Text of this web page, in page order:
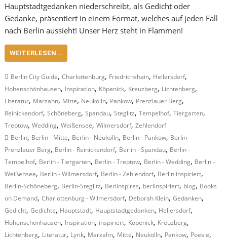
Hauptstadtgedanken niederschreibt, als Gedicht oder
Gedanke, präsentiert in einem Format, welches auf jeden Fall
nach Berlin aussieht! Unser Herz steht in Flammen!
WEITERLESEN...
Berlin City Guide,Charlottenburg, Friedrichshain, Hellersdorf,
Hohenschönhausen, Inspiration, Köpenick, Kreuzberg, Lichtenberg,
Literatur, Marzahn, Mitte, Neukölln, Pankow, Prenzlauer Berg,
Reinickendorf,Schöneberg,Spandau,Steglitz,Tempelhof,Tiergarten,
Treptow,Wedding,Weißensee,Wilmersdorf,Zehlendorf
Berlin, Berlin - Mitte, Berlin - Neukölln, Berlin - Pankow, Berlin -
Prenzlauer Berg, Berlin - Reinickendorf, Berlin - Spandau, Berlin -
Tempelhof, Berlin - Tiergarten, Berlin - Treptow, Berlin - Wedding, Berlin -
Weißensee, Berlin - Wilmersdorf, Berlin - Zehlendorf, Berlin inspiriert,
Berlin-Schöneberg, Berlin-Steglitz, Berlinspires, berlinspiriert, blog, Books
on Demand,Charlottenburg - Wilmersdorf, Deborah Klein,Gedanken,
Gedicht,Gedichte, Hauptstadt, Hauptstadtgedanken, Hellersdorf,
Hohenschönhausen, Inspiration, inspiriert, Köpenick, Kreuzberg,
Lichtenberg, Literatur, Lyrik, Marzahn, Mitte, Neukölln, Pankow, Poesie,